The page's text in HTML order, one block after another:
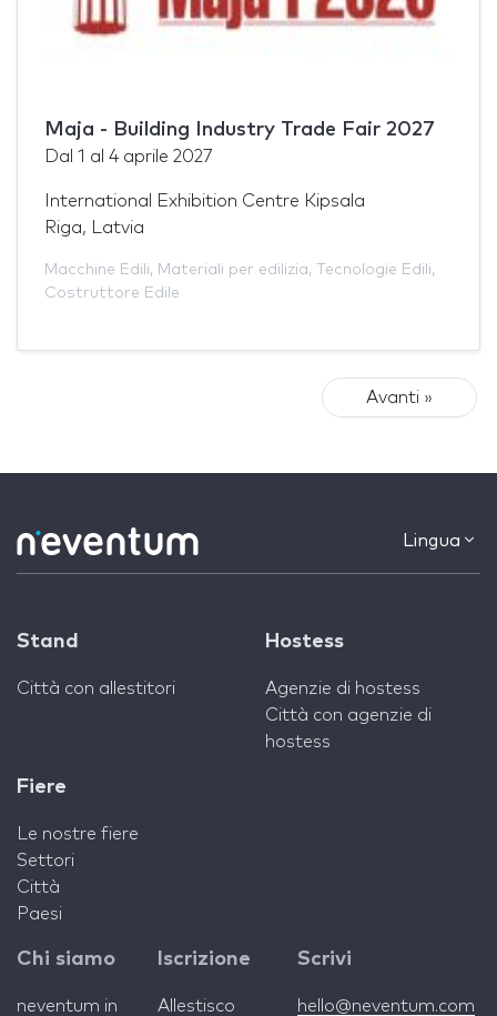
Maja - Building Industry Trade Fair 2027
Dal 1 al 4 aprile 2027
International Exhibition Centre Kipsala
Riga, Latvia
Macchine Edili, Materiali per edilizia, Tecnologie Edili,
Costruttore Edile
Avanti »
Lingua
Stand
Città con allestitori
Hostess
Agenzie di hostess
Città con agenzie di
hostess
Fiere
Le nostre fiere
Settori
Città
Paesi
Chi siamo
neventum in
Iscrizione
Allestisco
Scrivi
hello@neventum.com